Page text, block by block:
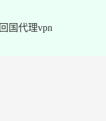
回国代理vpn